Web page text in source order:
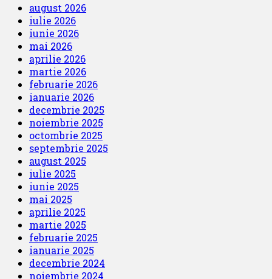
august 2026
iulie 2026
iunie 2026
mai 2026
aprilie 2026
martie 2026
februarie 2026
ianuarie 2026
decembrie 2025
noiembrie 2025
octombrie 2025
septembrie 2025
august 2025
iulie 2025
iunie 2025
mai 2025
aprilie 2025
martie 2025
februarie 2025
ianuarie 2025
decembrie 2024
noiembrie 2024